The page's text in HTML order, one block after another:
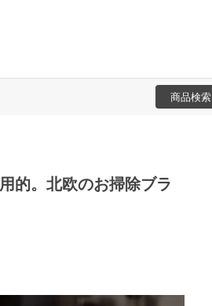
商品検索
的。北欧のお掃除ブラ